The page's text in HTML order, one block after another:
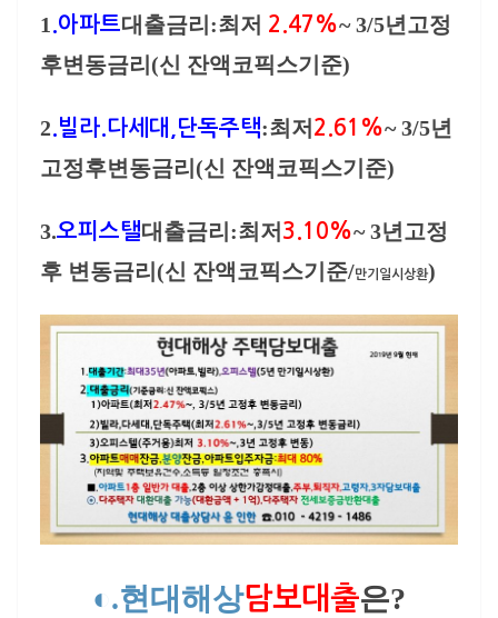
1 .아파트대출금리:최저 2.47%~ 3/5년고정
후변동금리(신 잔액코픽스기준)
2.빌라.다세대,단독주택:최저 2.61%~ 3/5년
고정후변동금리(신 잔액코픽스기준)
3.오피스탤대출금리:최저 3.10%~ 3년고정
후 변동금리 (신 잔액코픽스기준/만기일시상환)
◐.현대해상담보대출은?